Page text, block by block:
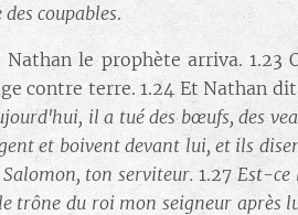
coupables.
le prophète arriva. 1.23
contre terre. 1.24 Et Nathan
il a tué des bœufs, des
et boivent devant lui, et ils
ton serviteur. 1.27Est-ce
trône du roi mon seigneur après